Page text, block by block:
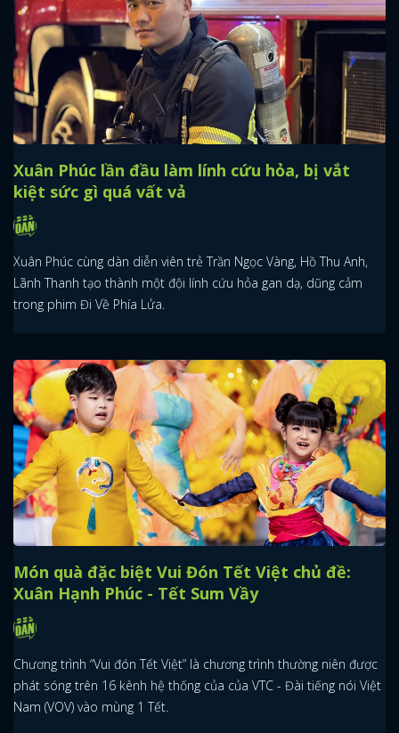
Xuân Phúc lần đầu làm lính cứu hỏa, bị vắt
kiệt sức gì quá vất vả
Xuân Phúc cùng dàn diễn viên trẻ Trần Ngọc Vàng, Hồ Thu Anh,
Lãnh Thanh tạo thành một đội lính cứu hỏa gan dạ, dũng cảm
trong phim Đi Về Phía Lửa.
Món quà đặc biệt Vui Đón Tết Việt chủ đề:
Xuân Hạnh Phúc - Tết Sum Vầy
Chương trình “Vui đón Tết Việt” là chương trình thường niên được
phát sóng trên 16 kênh hệ thống của của VTC - Đài tiếng nói Việt
Nam (VOV) vào mùng 1 Tết.